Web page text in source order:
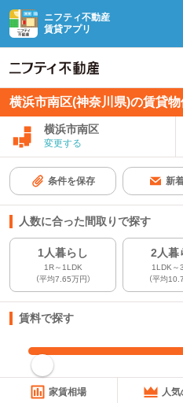
ニフティ不動産
賃貸アプリ
横浜市南区(神奈川県)の賃貸
横浜市南区
変更する
条件を保存 新
人数に合った間取りで探す
1人暮らし
1R～1LDK
（平均7.65万円）
2人暮
1LDK～
（平均
賃料で探す
指定した賃
家賃相場 人